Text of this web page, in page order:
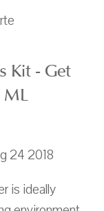
Kit - Get
ML
24 2018
is ideally